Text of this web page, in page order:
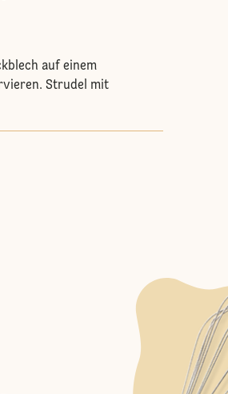
auf einem
Strudel mit